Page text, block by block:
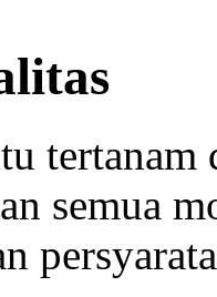
semua